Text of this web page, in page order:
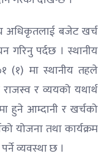
अधिकृतलाई बजेट खर्च
गरिनु पर्दछ । स्थानीय
(१) मा स्थानीय तहले
र व्ययको यथार्थ
हुने आम्दानी र खर्चको
योजना तथा कार्यक्रम
व्यवस्था छ ।